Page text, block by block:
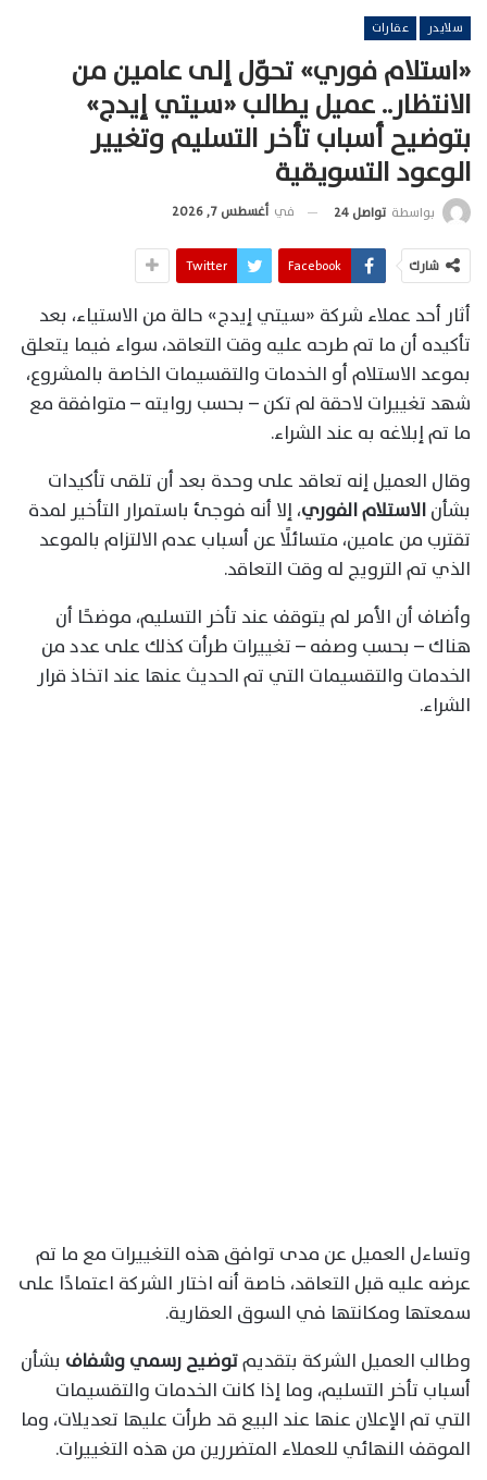
سلايدر عقارات
«استلام فوري» تحوّل إلى عامين من
الانتظار.. عميل يطالب «سيتي إيدج»
بتوضيح أسباب تأخر التسليم وتغيير
الوعود التسويقية
بواسطة تواصل 24 في أغسطس 7, 2026
شارك Facebook
Twitter
أثار أحد عملاء شركة «سيتي إيدج» حالة من الاستياء، بعد
تأكيده أن ما تم طرحه عليه وقت التعاقد، سواء فيما يتعلق
بموعد الاستلام أو الخدمات والتقسيمات الخاصة بالمشروع،
شهد تغييرات لاحقة لم تكن – بحسب روايته – متوافقة مع
ما تم إبلاغه به عند الشراء.
وقال العميل إنه تعاقد على وحدة بعد أن تلقى تأكيدات
بشأنالاستلام الفوري، إلا أنه فوجئ باستمرار التأخير لمدة
تقترب من عامين، متسائلًا عن أسباب عدم الالتزام بالموعد
الذي تم الترويج له وقت التعاقد.
وأضاف أن الأمر لم يتوقف عند تأخر التسليم، موضحًا أن
هناك – بحسب وصفه – تغييرات طرأت كذلك على عدد من
الخدمات والتقسيمات التي تم الحديث عنها عند اتخاذ قرار
الشراء.
وتساءل العميل عن مدى توافق هذه التغييرات مع ما تم
عرضه عليه قبل التعاقد، خاصة أنه اختار الشركة اعتمادًا على
سمعتها ومكانتها في السوق العقارية.
وطالب العميل الشركة بتقديمتوضيح رسمي وشفاف بشأن
أسباب تأخر التسليم، وما إذا كانت الخدمات والتقسيمات
التي تم الإعلان عنها عند البيع قد طرأت عليها تعديلات، وما
الموقف النهائي للعملاء المتضررين من هذه التغييرات.